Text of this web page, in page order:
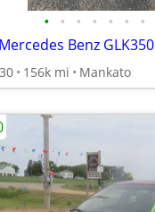
• • • • • • •
Benz GLK350
156k mi Mankato